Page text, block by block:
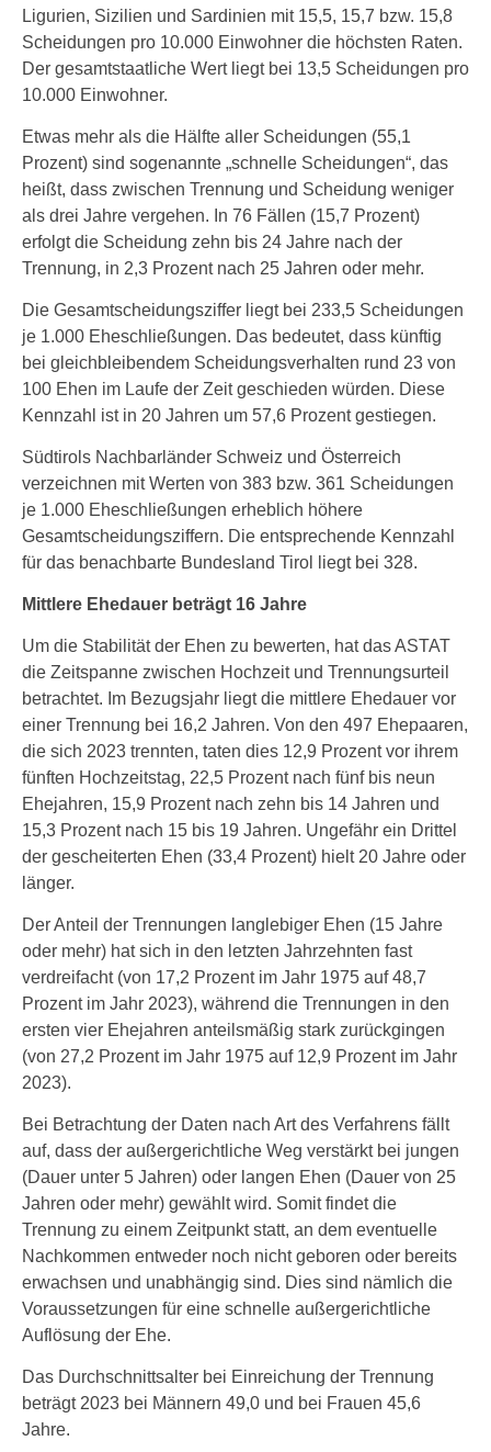
Ligurien, Sizilien und Sardinien mit 15,5, 15,7 bzw. 15,8
Scheidungen pro 10.000 Einwohner die höchsten Raten.
Der gesamtstaatliche Wert liegt bei 13,5 Scheidungen pro
10.000 Einwohner.
Etwas mehr als die Hälfte aller Scheidungen (55,1
Prozent) sind sogenannte „schnelle Scheidungen“, das
heißt, dass zwischen Trennung und Scheidung weniger
als drei Jahre vergehen. In 76 Fällen (15,7 Prozent)
erfolgt die Scheidung zehn bis 24 Jahre nach der
Trennung, in 2,3 Prozent nach 25 Jahren oder mehr.
Die Gesamtscheidungsziffer liegt bei 233,5 Scheidungen
je 1.000 Eheschließungen. Das bedeutet, dass künftig
bei gleichbleibendem Scheidungsverhalten rund 23 von
100 Ehen im Laufe der Zeit geschieden würden. Diese
Kennzahl ist in 20 Jahren um 57,6 Prozent gestiegen.
Südtirols Nachbarländer Schweiz und Österreich
verzeichnen mit Werten von 383 bzw. 361 Scheidungen
je 1.000 Eheschließungen erheblich höhere
Gesamtscheidungsziffern. Die entsprechende Kennzahl
für das benachbarte Bundesland Tirol liegt bei 328.
Mittlere Ehedauer beträgt 16 Jahre
Um die Stabilität der Ehen zu bewerten, hat das ASTAT
die Zeitspanne zwischen Hochzeit und Trennungsurteil
betrachtet. Im Bezugsjahr liegt die mittlere Ehedauer vor
einer Trennung bei 16,2 Jahren. Von den 497 Ehepaaren,
die sich 2023 trennten, taten dies 12,9 Prozent vor ihrem
fünften Hochzeitstag, 22,5 Prozent nach fünf bis neun
Ehejahren, 15,9 Prozent nach zehn bis 14 Jahren und
15,3 Prozent nach 15 bis 19 Jahren. Ungefähr ein Drittel
der gescheiterten Ehen (33,4 Prozent) hielt 20 Jahre oder
länger.
Der Anteil der Trennungen langlebiger Ehen (15 Jahre
oder mehr) hat sich in den letzten Jahrzehnten fast
verdreifacht (von 17,2 Prozent im Jahr 1975 auf 48,7
Prozent im Jahr 2023), während die Trennungen in den
ersten vier Ehejahren anteilsmäßig stark zurückgingen
(von 27,2 Prozent im Jahr 1975 auf 12,9 Prozent im Jahr
2023).
Bei Betrachtung der Daten nach Art des Verfahrens fällt
auf, dass der außergerichtliche Weg verstärkt bei jungen
(Dauer unter 5 Jahren) oder langen Ehen (Dauer von 25
Jahren oder mehr) gewählt wird. Somit findet die
Trennung zu einem Zeitpunkt statt, an dem eventuelle
Nachkommen entweder noch nicht geboren oder bereits
erwachsen und unabhängig sind. Dies sind nämlich die
Voraussetzungen für eine schnelle außergerichtliche
Auflösung der Ehe.
Das Durchschnittsalter bei Einreichung der Trennung
beträgt 2023 bei Männern 49,0 und bei Frauen 45,6
Jahre.